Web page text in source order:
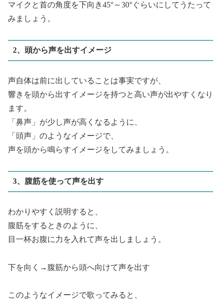
マイクと首の角度を下向き45°～30°ぐらいにしてうたって
みましょう。
2、頭から声を出すイメージ
声自体は前に出していることは事実ですが、
響きを頭から出すイメージを持つと高い声が出やすくなり
ます。
「鼻声」が少し声が高くなるように、
「頭声」のようなイメージで、
声を頭から鳴らすイメージをしてみましょう。
3、腹筋を使って声を出す
わかりやすく説明すると、
腹筋をするときのように、
目一杯お腹に力を入れて声を出しましょう。
下を向く→腹筋から頭へ向けて声を出す
このようなイメージで歌ってみると、